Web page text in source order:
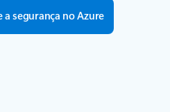
a segurança no Azure